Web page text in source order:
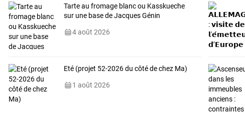
Tarte au fromage blanc ou Kasskueche
sur une base de Jacques Génin
4 août 2026
Eté (projet 52-2026 du côté de chez Ma)
1 août 2026